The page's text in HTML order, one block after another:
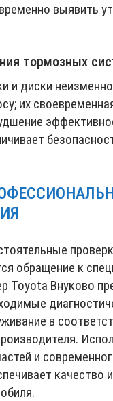
выявить
тормозных
и диски неизменно
их
обращение к
Toyota Внуково
в
и
качество